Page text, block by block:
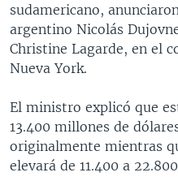
sudamericano,
argentino Nicolás
Christine Lagarde, en el
Nueva York.
El ministro explicó que
13.400 millones de
originalmente mientras
elevará de 11.400 a